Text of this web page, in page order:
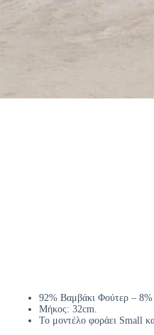
92% Βαμβάκι Φούτερ – 8%
Μήκος: 32cm.
Το μοντέλο φοράει Small